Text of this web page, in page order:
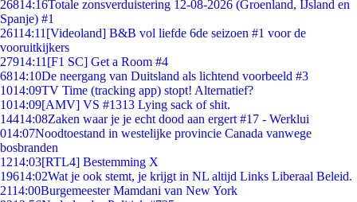
26814:16Totale zonsverduistering 12-08-2026 (Groenland, IJsland en
Spanje) #1
26114:11 [Videoland] B&B vol liefde 6de seizoen #1 voor de
vooruitkijkers
27914:11 [F1 SC] Get a Room #4
6814:10De neergang van Duitsland als lichtend voorbeeld #3
1014:09TV Time (tracking app) stopt! Alternatief?
1014:09[AMV] VS #1313 Lying sack of shit.
14414:08Zaken waar je je echt dood aan ergert #17 - Werklui
014:07Noodtoestand in westelijke provincie Canada vanwege
bosbranden
1214:03[RTL4] Bestemming X
19614:02Wat je ook stemt, je krijgt in NL altijd Links Liberaal Beleid.
2114:00Burgemeester Mamdani van New York